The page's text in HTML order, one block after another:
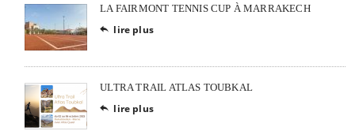
LA FAIRMONT TENNIS CUP À MARRAKECH
 lire plus
ULTRA TRAIL ATLAS TOUBKAL
 lire plus